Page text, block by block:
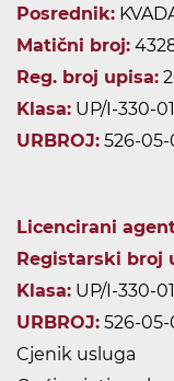
Posrednik:
Matični broj:
Reg. broj upisa:
Klasa: UP/I-330-
URBROJ: 526-05-
Licencirani
Registarski broj
Klasa: UP/I-330-
URBROJ: 526-05-
Cjenik usluga